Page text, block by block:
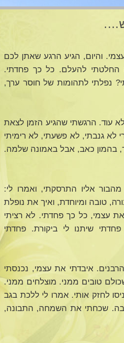
והיום, הגיע הרגע שאתן לכם
החלטתי להעלם. כל כך פחדתי.
נפלתי לתהומות של חוסר ערך,
עוד. הרגשתי שהגיע הזמן לצאת
לא גנבתי, לא פשעתי, לא רימיתי
בהמון כאב, אבל באמונה שלמה.
אליו התרסקתי, ואמרו לי:
טובה ומיוחדת, ואיך את נופלת
עצמי, כל כך פחדתי. לא רציתי
שיתנו לי ביקורת. פחדתי
איבדתי את עצמי, נכנסתי
טובים ממני. מוצלחים ממני.
לחזק אותי. אמרו לי ללכת בגב
שכחתי את השמחה, התבונה,